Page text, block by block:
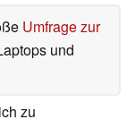
Umfrage zur
und
zu